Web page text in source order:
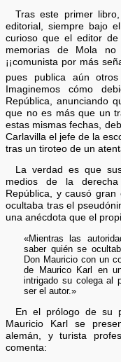
Tras este primer
editorial, siempre bajo
curioso que el editor
memorias de Mola
¡¡comunista por más
pues publica aún
Imaginemos cómo
República, anunciando
que no es más que un
estas mismas fechas,
Carlavilla el jefe de la
tras un tiroteo de un
La verdad es que
medios de la
República, y causó
ocultaba tras el
una anécdota que el
«Mientras las
saber quién se
Don Mauricio con un
de Maurico Karl en
intrigado su colega al
ser el autor.»
En el prólogo de su
Mauricio Karl se
alemán, y turista
comenta: